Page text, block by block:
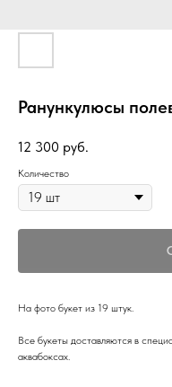
Ранункулюсы
12 300 руб.
Количество
На фото букет из 19 штук.
Все букеты доставляются в
аквабоксах.